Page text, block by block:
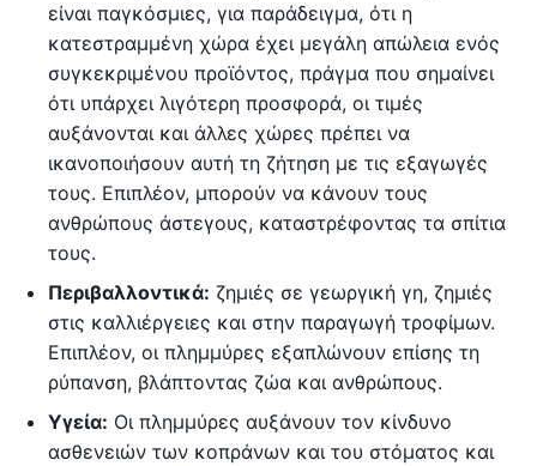
είναι παγκόσμιες, για παράδειγμα, ότι η
κατεστραμμένη χώρα έχει μεγάλη απώλεια ενός
συγκεκριμένου προϊόντος, πράγμα που σημαίνει
ότι υπάρχει λιγότερη προσφορά, οι τιμές
αυξάνονται και άλλες χώρες πρέπει να
ικανοποιήσουν αυτή τη ζήτηση με τις εξαγωγές
τους. Επιπλέον, μπορούν να κάνουν τους
ανθρώπους άστεγους, καταστρέφοντας τα σπίτια
τους.
Περιβαλλοντικά: ζημιές σε γεωργική γη, ζημιές
στις καλλιέργειες και στην παραγωγή τροφίμων.
Επιπλέον, οι πλημμύρες εξαπλώνουν επίσης τη
ρύπανση, βλάπτοντας ζώα και ανθρώπους.
Υγεία: Οι πλημμύρες αυξάνουν τον κίνδυνο
ασθενειών των κοπράνων και του στόματος και